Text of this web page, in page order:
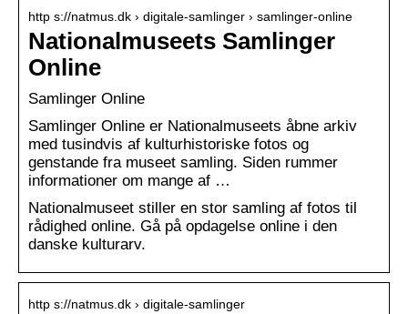
http s://natmus.dk › digitale-samlinger › samlinger-online
Nationalmuseets Samlinger
Online
Samlinger Online
Samlinger Online er Nationalmuseets åbne arkiv
med tusindvis af kulturhistoriske fotos og
genstande fra museet samling. Siden rummer
informationer om mange af …
Nationalmuseet stiller en stor samling af fotos til
rådighed online. Gå på opdagelse online i den
danske kulturarv.
http s://natmus.dk › digitale-samlinger